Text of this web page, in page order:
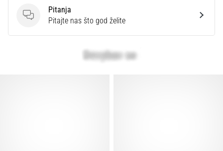
Pitanja
Pitanja
Pitajte nas što god želite